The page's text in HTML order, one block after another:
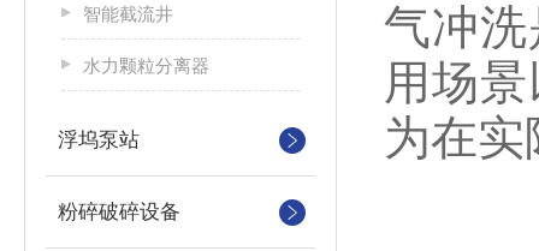
智能截流井
水力颗粒分离器
浮坞泵站
粉碎破碎设备
气冲
用场
为在